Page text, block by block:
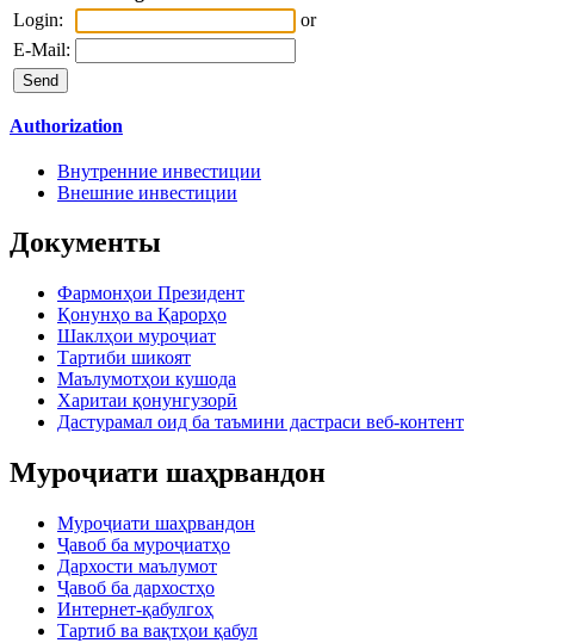
Login:
or
E-Mail:
Authorization
Внутренние инвестиции
Внешние инвестиции
Документы
Фармонҳои Президент
Қонунҳо ва Қарорҳо
Шаклҳои муроҷиат
Тартиби шикоят
Маълумотҳои кушода
Харитаи қонунгузорӣ
Дастурамал оид ба таъмини дастраси веб-контент
Муроҷиати шаҳрвандон
Муроҷиати шаҳрвандон
Ҷавоб ба муроҷиатҳо
Дархости маълумот
Ҷавоб ба дархостҳо
Интернет-қабулгоҳ
Тартиб ва вақтҳои қабул